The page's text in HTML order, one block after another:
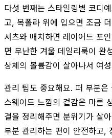
다섯 번째는 스타일링별 코디
고, 목폴라 위에 입으면 조금
셔츠와 매치하면 레이어드 포
면 무난한 겨울 데일리룩이 완
상체의 볼륨감이 살아나서 여
관리 팁도 중요해요. 퍼 부분
스웨이드 느낌의 겉감은 마른
결을 정리해주면 분위기가 살
부분 관리하는 편이 안전하고,